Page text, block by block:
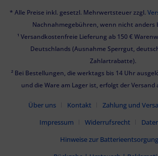
* Alle Preise inkl. gesetzl. Mehrwertsteuer zzgl.
Nachnahmegebühren, wenn nicht anders
¹ Versandkostenfreie Lieferung ab 150 €
Deutschlands (Ausnahme Sperrgut,
Zahlartrabatte).
² Bei Bestellungen, die werktags bis 14 Uhr
und die Ware am Lager ist, erfolgt der Versand
Über uns Kontakt Zahlung und
Impressum
Widerrufsrecht
Hinweise zur Batterieentsorgung